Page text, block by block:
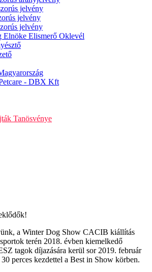
jelvény
jelvény
jelvény
Elnöke Elismerő Oklevél
- DBX Kft
Tanösvénye
a Winter Dog Show CACIB kiállítás
terén 2018. évben kiemelkedő
tagok díjazására kerül sor 2019. február
perces kezdettel a Best in Show körben.